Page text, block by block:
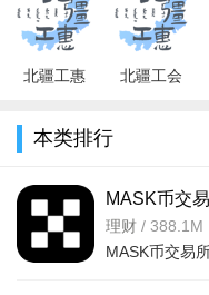
专业的心理咨询服务
携手专业心理咨询团队
小伙伴。一对一交流排解
地，我们在这里等你。
北疆工惠
载安卓版
北疆工会
本类排行
MASK币交
v6.160.0官方
理财 / 388.1M